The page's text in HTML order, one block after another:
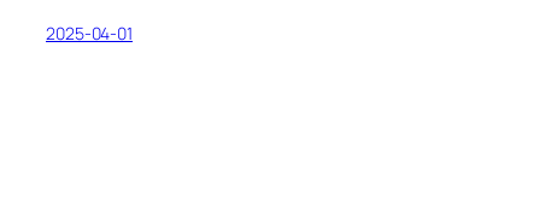
2025-04-01